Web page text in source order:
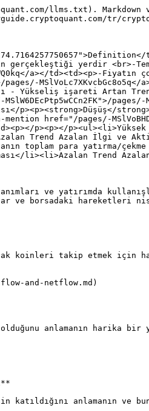
llms.txt). Markdown
tr/
gerçekleştiği yerdir <br>-
a></
Yükseliş işareti Artan
pages/-
p><p><strong>Düşüş</
href="/pages/-
p><p></p><ul><li>Yüksek
Trend Azalan İlgi ve
toplam para yatırma/
li><li>Azalan Trend
ve yatırımda
borsadaki hareketleri
koinleri takip etmek için
and-netflow.md)
anlamanın harika bir
anlamanın ve